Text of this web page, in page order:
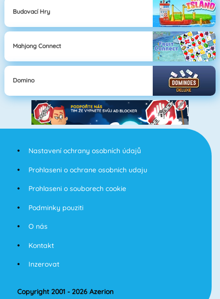
Budovací Hry
Mahjong Connect
Domino
Nastavení ochrany osobních údajů
Prohlaseni o ochrane osobnich udaju
Prohlaseni o souborech cookie
Podminky pouziti
O nás
Kontakt
Inzerovat
Copyright 2001 - 2026 Azerion